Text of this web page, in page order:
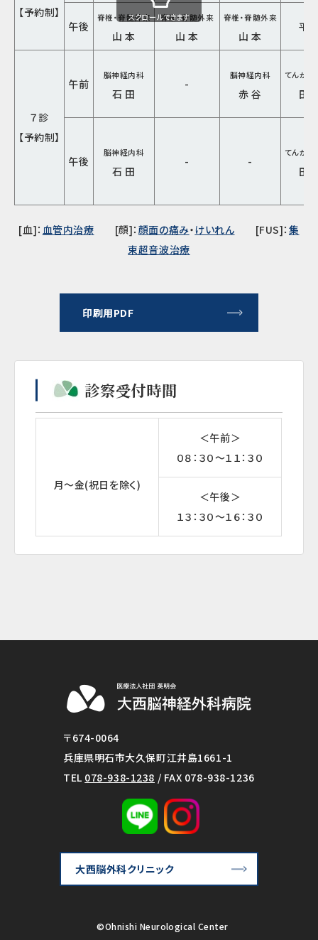
【予約制】
午後
脊椎・脊髄外来
山 本
脊椎・脊髄外来
山 本
脊椎・脊髄外来
山 本
平
７診
【予約制】
午前
脳神経内科
石 田
-
脳神経内科
赤 谷
てんか
田
午後
脳神経内科
石 田
- -
てんか
田
スクロールできます
[血]： 血管内治療 [顔]： 顔面の痛み・けいれん [FUS]： 集
束超音波治療
印刷用PDF
診察受付時間
月～金(祝日を除く)
＜午前＞
０８：３０～１１：３０
＜午後＞
１３：３０～１６：３０
〒674-0064
兵庫県明石市大久保町江井島1661-1
TEL 078-938-1238 / FAX 078-938-1236
大西脳外科クリニック
©Ohnishi Neurological Center